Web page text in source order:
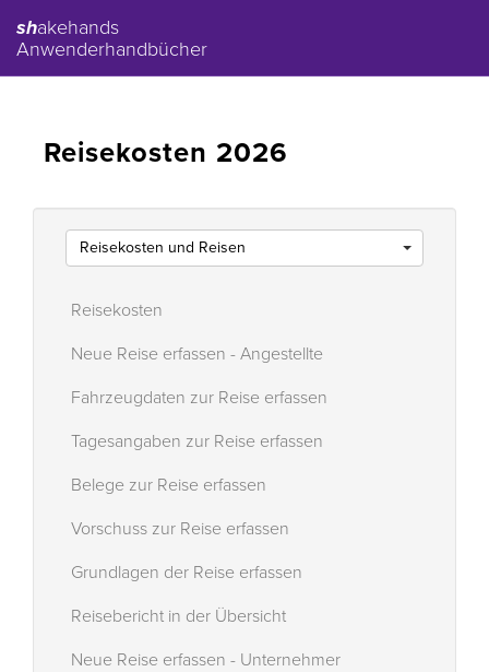
shakehands
Anwenderhandbücher
Reisekosten 2026
Reisekosten und Reisen
Reisekosten
Neue Reise erfassen - Angestellte
Fahrzeugdaten zur Reise erfassen
Tagesangaben zur Reise erfassen
Belege zur Reise erfassen
Vorschuss zur Reise erfassen
Grundlagen der Reise erfassen
Reisebericht in der Übersicht
Neue Reise erfassen - Unternehmer